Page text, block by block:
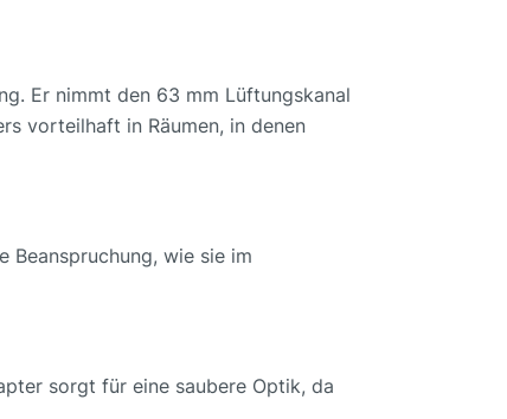
Er nimmt den 63 mm Lüftungskanal
vorteilhaft in Räumen, in denen
wie sie im
sorgt für eine saubere Optik, da